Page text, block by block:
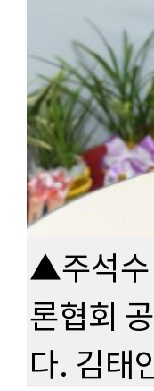
▲주석수
론협회
다. 김태